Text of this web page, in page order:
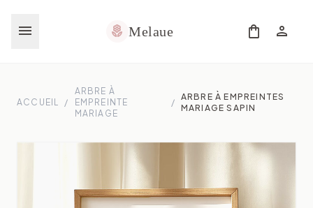
menu local_florist Melaue shopping_bag person
ACCUEIL /
ARBRE À
EMPREINTE
MARIAGE
/
ARBRE À EMPREINTES
MARIAGE SAPIN